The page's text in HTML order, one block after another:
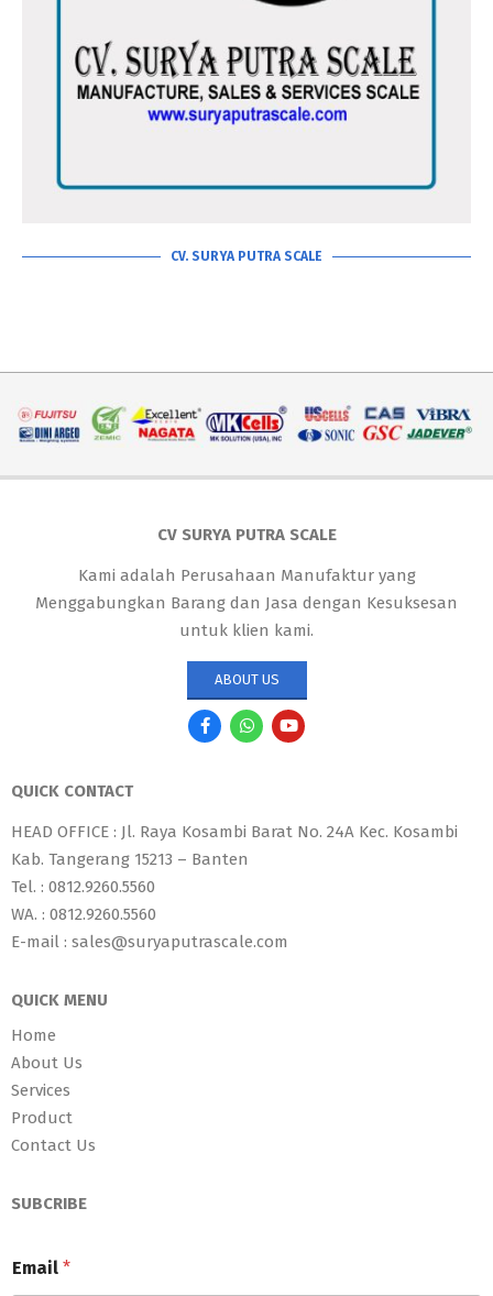
CV. SURYA PUTRA SCALE
CV SURYA PUTRA SCALE
Kami adalah Perusahaan Manufaktur yang
Menggabungkan Barang dan Jasa dengan Kesuksesan
untuk klien kami.
ABOUT US
QUICK CONTACT
HEAD OFFICE : Jl. Raya Kosambi Barat No. 24A Kec. Kosambi
Kab. Tangerang 15213 – Banten
Tel. : 0812.9260.5560
WA. : 0812.9260.5560
E-mail : sales@suryaputrascale.com
QUICK MENU
Home
About Us
Services
Product
Contact Us
SUBCRIBE
Email *